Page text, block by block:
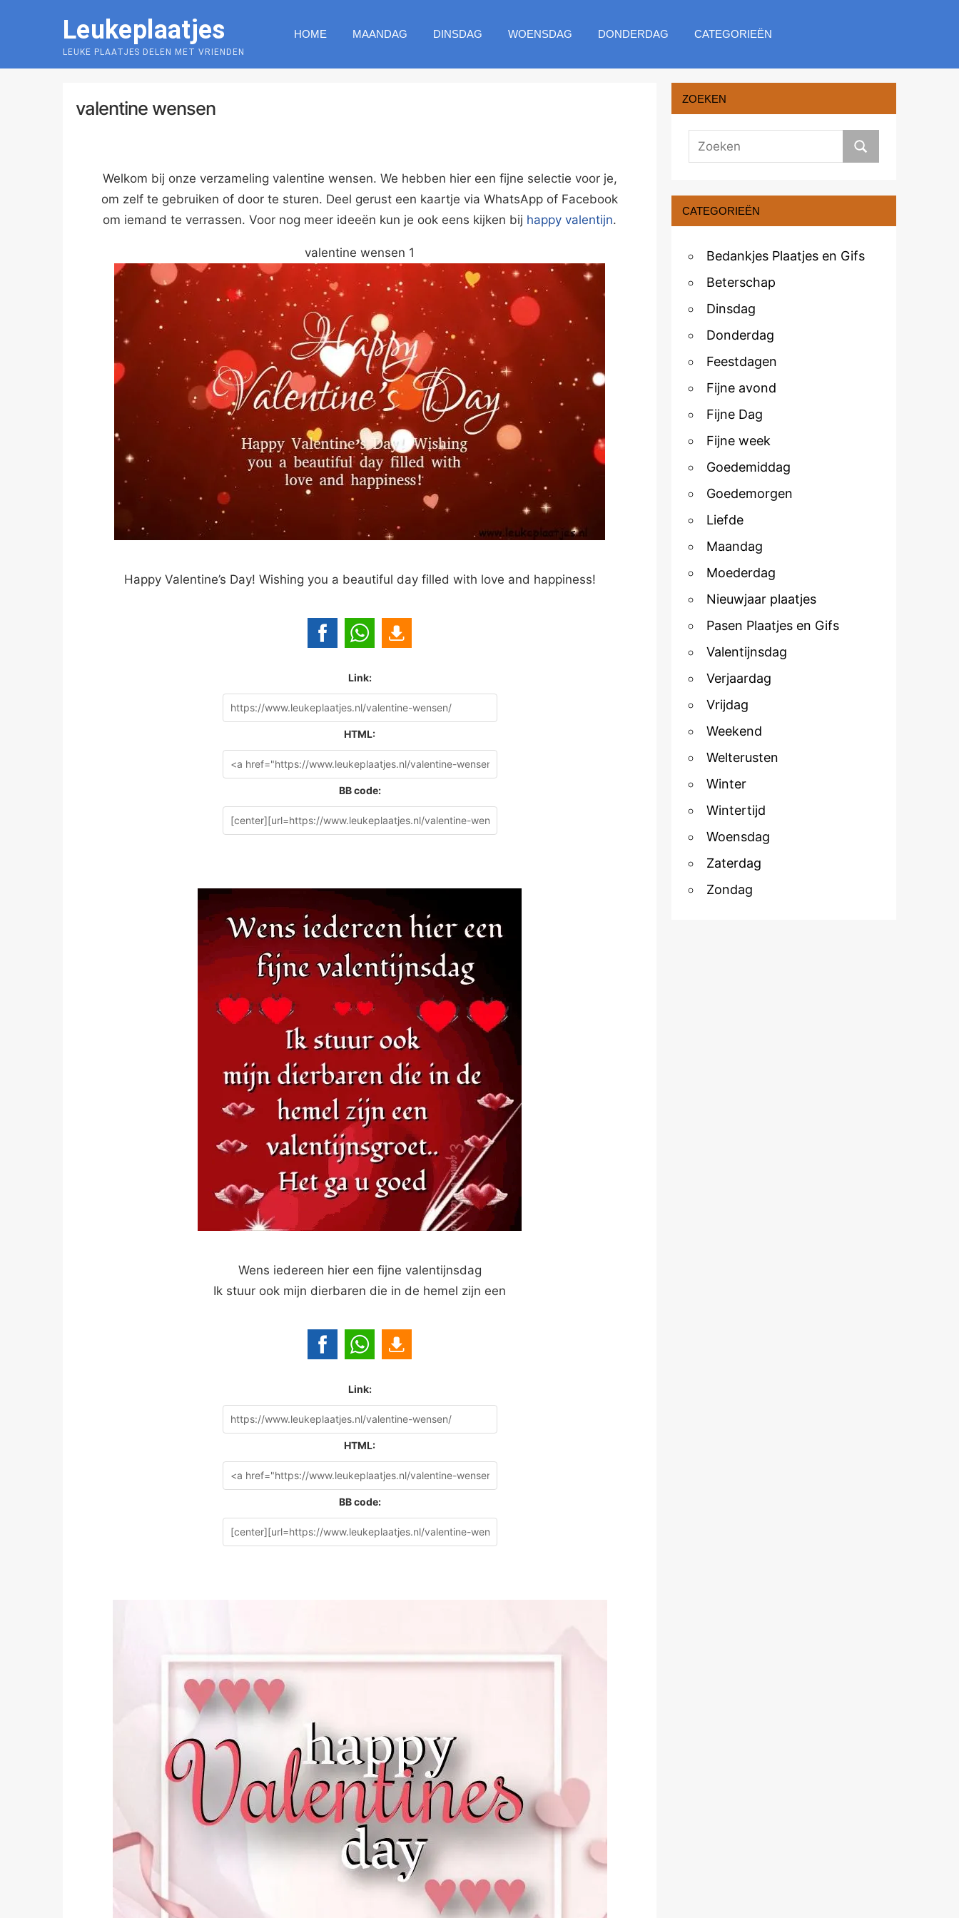
Leukeplaatjes
LEUKE PLAATJES DELEN MET VRIENDEN
HOME MAANDAG DINSDAG WOENSDAG DONDERDAG CATEGORIEËN
valentine wensen
Welkom bij onze verzameling valentine wensen. We hebben hier een fijne selectie voor je,
om zelf te gebruiken of door te sturen. Deel gerust een kaartje via WhatsApp of Facebook
om iemand te verrassen. Voor nog meer ideeën kun je ook eens kijken bij happy valentijn.
valentine wensen 1
Happy Valentine’s Day! Wishing you a beautiful day filled with love and happiness!
Link:
HTML:
BB code:
Wens iedereen hier een fijne valentijnsdag
Ik stuur ook mijn dierbaren die in de hemel zijn een
Link:
HTML:
BB code:
ZOEKEN
CATEGORIEËN
Bedankjes Plaatjes en Gifs
Beterschap
Dinsdag
Donderdag
Feestdagen
Fijne avond
Fijne Dag
Fijne week
Goedemiddag
Goedemorgen
Liefde
Maandag
Moederdag
Nieuwjaar plaatjes
Pasen Plaatjes en Gifs
Valentijnsdag
Verjaardag
Vrijdag
Weekend
Welterusten
Winter
Wintertijd
Woensdag
Zaterdag
Zondag